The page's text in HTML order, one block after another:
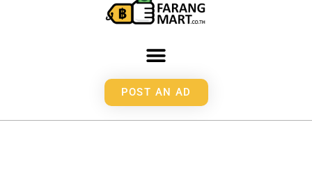
POST AN AD